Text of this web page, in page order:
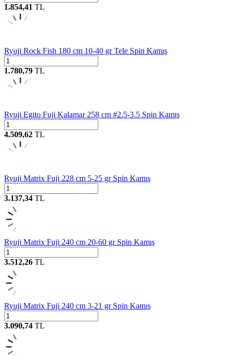
1.854,41 TL
Ryuji Rock Fish 180 cm 10-40 gr Tele Spin Kamış
1.780,79 TL
Ryuji Egito Fuji Kalamar 258 cm #2.5-3.5 Spin Kamış
4.509,62 TL
Ryuji Matrix Fuji 228 cm 5-25 gr Spin Kamış
3.137,34 TL
Ryuji Matrix Fuji 240 cm 20-60 gr Spin Kamış
3.512,26 TL
Ryuji Matrix Fuji 240 cm 3-21 gr Spin Kamış
3.090,74 TL